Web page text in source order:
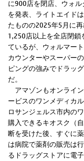
に900店を閉店、ウォ
を発表、ライトエイド
たものの2025年5月に
1,250店以上を全店閉鎖
ているが、ウォルマー
カウンターやスーパー
ピングの強みでドラッ
だ。
アマゾンもオンライ
ービスのワンメディカ
ロサンジェルス市内の
購入できるキオスク（
断を受けた後、すぐに
は病院で薬剤の販売は
るドラッグストアに電